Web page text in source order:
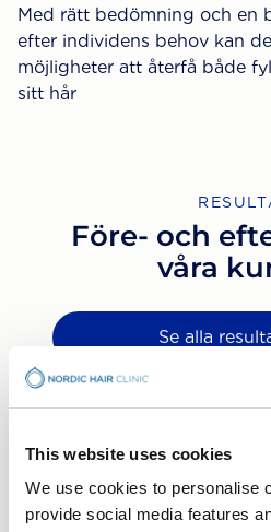
This website uses cookies
We use cookies to personalise
provide social media features
Med rätt bedömning och en
efter individens behov kan
möjligheter att återfå både
sitt hår
Före- och
våra
Se alla